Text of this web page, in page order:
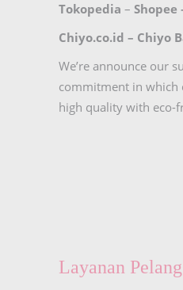
Tokopedia – Shopee
Chiyo.co.id – Chiyo
We’re announce our
commitment in which
high quality with eco-
Layanan